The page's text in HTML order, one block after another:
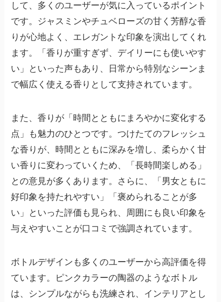
して、多くのユーザーが気に入っているポイント
です。ジャスミンやチュベローズの甘く芳醇な香
りが心地よく、エレガントな印象を演出してくれ
ます。「香りが重すぎず、デイリーにも使いやす
い」といった声もあり、日常から特別なシーンま
で幅広く使える香りとして支持されています。
また、香りが「時間とともにまろやかに変化する
点」も魅力のひとつです。つけたてのフレッシュ
な香りが、時間とともに深みを増し、柔らかく甘
い香りに変わっていくため、「長時間楽しめる」
との意見が多くあります。さらに、「男女ともに
好印象を持たれやすい」「褒められることが多
い」といった評価も見られ、周囲にも良い印象を
与えやすいことが口コミで強調されています。
ボトルデザインも多くのユーザーから高評価を得
ています。ピンクカラーの陶器のようなボトル
は、シンプルながらも洗練され、インテリアとし